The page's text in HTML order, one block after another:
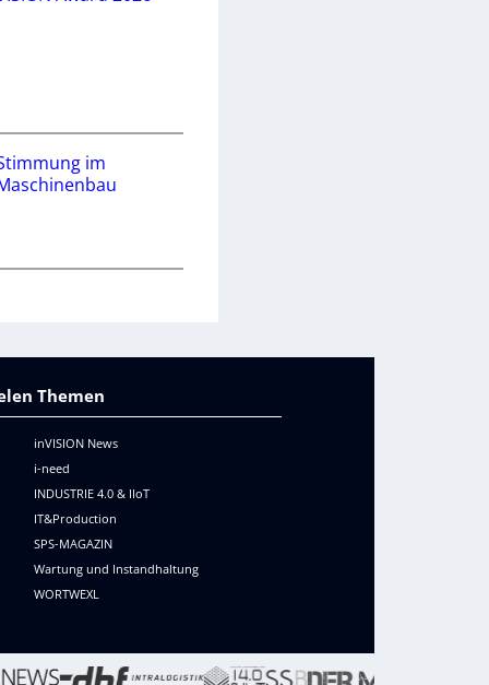
im
Themen
inVISION News
i-need
INDUSTRIE 4.0 & IIoT
IT&Production
SPS-MAGAZIN
Wartung und Instandhaltung
WORTWEXL